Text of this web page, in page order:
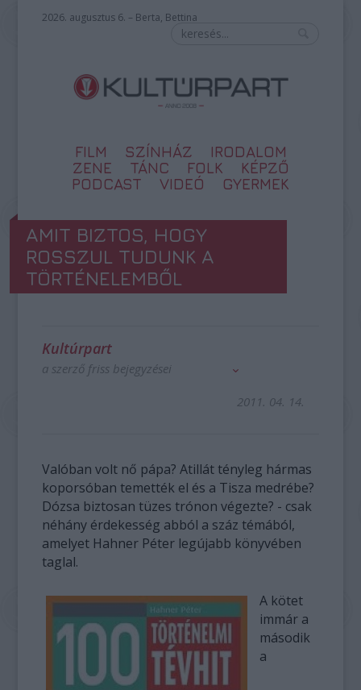
2026. augusztus 6. – Berta, Bettina
FILM SZÍNHÁZ
IRODALOM
ZENE
TÁNC FOLK
KÉPZŐ
PODCAST
VIDEÓ GYERMEK
AMIT BIZTOS, HOGY
ROSSZUL TUDUNK A
TÖRTÉNELEMBŐL
Kultúrpart
a szerző friss bejegyzései
2011. 04. 14.
Valóban volt nő pápa? Atillát tényleg hármas
koporsóban temették el és a Tisza medrébe?
Dózsa biztosan tüzes trónon végezte? - csak
néhány érdekesség abból a száz témából,
amelyet Hahner Péter legújabb könyvében
taglal.
A kötet
immár a
második
a